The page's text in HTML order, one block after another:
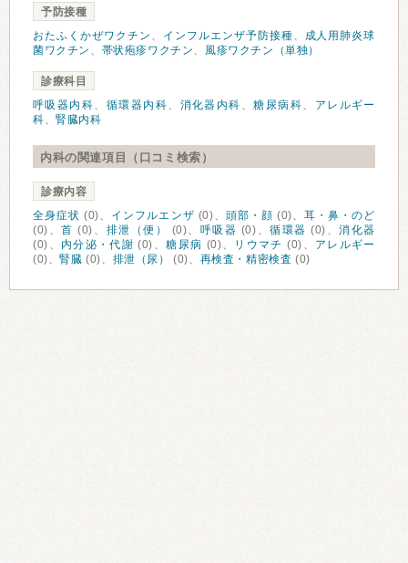
予防接種
おたふくかぜワクチン 、 インフルエンザ予防接種、
成人用肺炎球
菌ワクチン 、 帯状疱疹ワクチン、 風疹ワクチン（単独）
診療科目
呼吸器内科、 循環器内科、 消化器内科 、糖尿病科、 アレルギー
科、腎臓内科
内科の関連項目（口コミ検索）
診療内容
全身症状 (0)、 インフルエンザ (0)、 頭部・顔 (0)、耳・鼻・のど
(0)、首 (0)、 排泄（便） (0)、 呼吸器 (0)、循環器 (0)、消化器
(0)、 内分泌・代謝 (0)、糖尿病 (0)、 リウマチ (0)、 アレルギー
(0)、腎臓 (0)、 排泄（尿） (0)、 再検査・精密検査 (0)